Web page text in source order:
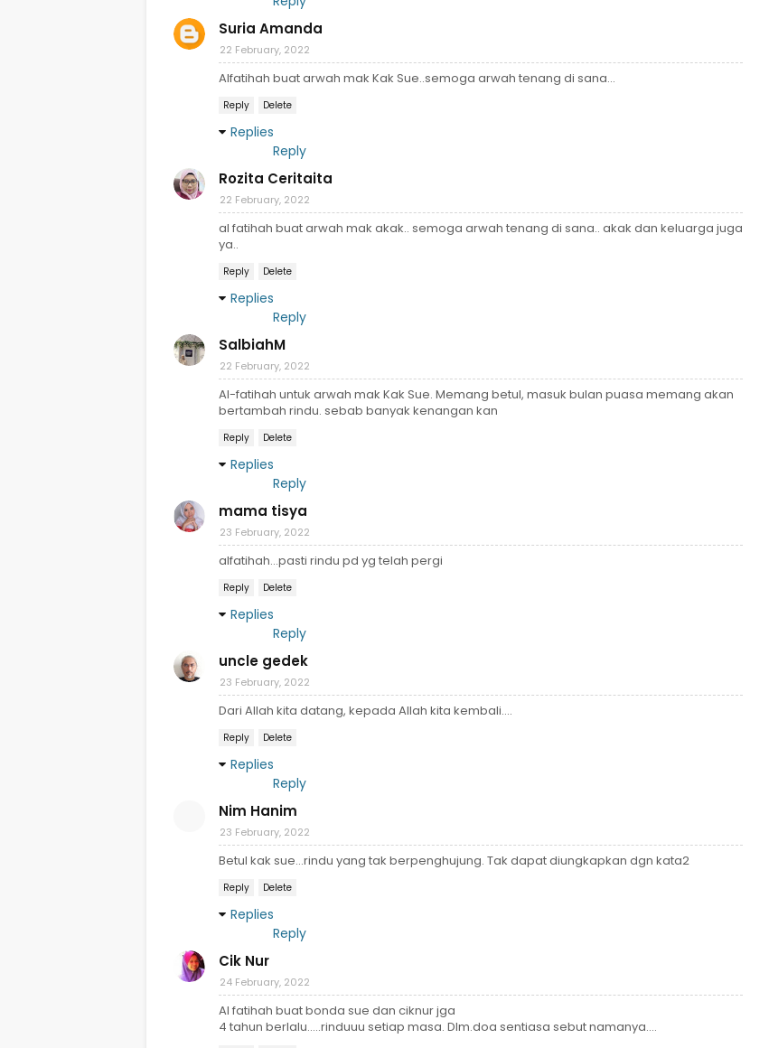
Suria Amanda
22 February, 2022
Alfatihah buat arwah mak Kak Sue..semoga arwah tenang di sana...
Reply Delete
Replies
Reply
Rozita Ceritaita
22 February, 2022
al fatihah buat arwah mak akak.. semoga arwah tenang di sana.. akak dan keluarga juga
ya..
Reply Delete
Replies
Reply
SalbiahM
22 February, 2022
Al-fatihah untuk arwah mak Kak Sue. Memang betul, masuk bulan puasa memang akan
bertambah rindu. sebab banyak kenangan kan
Reply Delete
Replies
Reply
mama tisya
23 February, 2022
alfatihah...pasti rindu pd yg telah pergi
Reply Delete
Replies
Reply
uncle gedek
23 February, 2022
Dari Allah kita datang, kepada Allah kita kembali....
Reply Delete
Replies
Reply
Nim Hanim
23 February, 2022
Betul kak sue...rindu yang tak berpenghujung. Tak dapat diungkapkan dgn kata2
Reply Delete
Replies
Reply
Cik Nur
24 February, 2022
Al fatihah buat bonda sue dan ciknur jga
4 tahun berlalu.....rinduuu setiap masa. Dlm.doa sentiasa sebut namanya....